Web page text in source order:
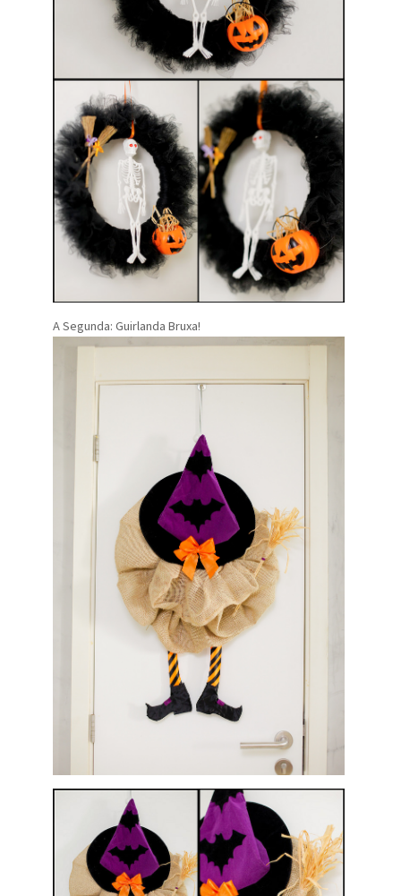
A Segunda: Guirlanda Bruxa!